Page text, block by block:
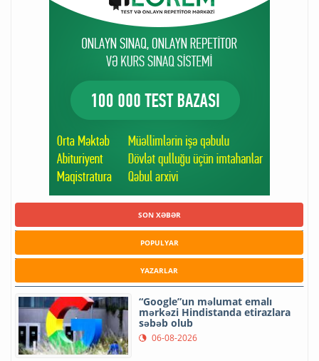
SON XƏBƏR
POPULYAR
YAZARLAR
“Google”un məlumat emalı
mərkəzi Hindistanda etirazlara
səbəb olub
06-08-2026